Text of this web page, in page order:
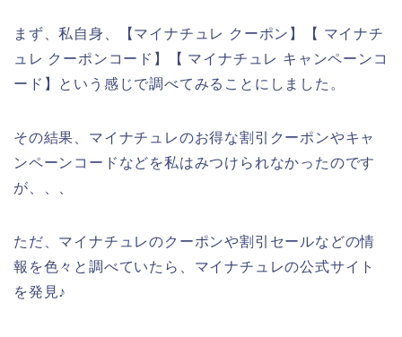
まず、私自身、【マイナチュレ クーポン】【 マイナチ
ュレ クーポンコード】【 マイナチュレ キャンペーンコ
ード】という感じで調べてみることにしました。
その結果、マイナチュレのお得な割引クーポンやキャ
ンペーンコードなどを私はみつけられなかったのです
が、、、
ただ、マイナチュレのクーポンや割引セールなどの情
報を色々と調べていたら、マイナチュレの公式サイト
を発見♪